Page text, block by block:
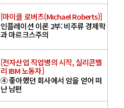
[마이클 로버츠(Michael Roberts)]
인플레이션 이론 2부: 비주류 경제학
과 마르크스주의
[전자산업 직업병의 시작, 실리콘밸
리 IBM 노동자]
④ 좋아했던 회사에서 암을 얻어 떠
난 남편